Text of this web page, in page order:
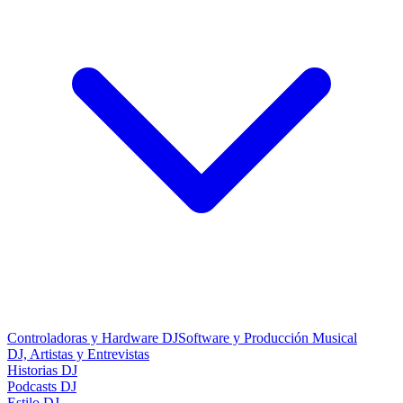
Controladoras y Hardware DJSoftware y Producción Musical
DJ, Artistas y Entrevistas
Historias DJ
Podcasts DJ